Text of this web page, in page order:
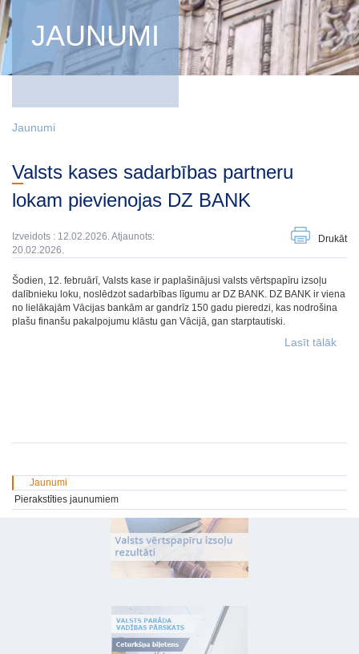
JAUNUMI
Jaunumi
Valsts kases sadarbības partneru
lokam pievienojas DZ BANK
Izveidots : 12.02.2026. Atjaunots:
20.02.2026.
Drukāt
Šodien, 12. februārī, Valsts kase ir paplašinājusi valsts vērtspapīru izsoļu
dalībnieku loku, noslēdzot sadarbības līgumu ar DZ BANK. DZ BANK ir viena
no lielākajām Vācijas bankām ar gandrīz 150 gadu pieredzi, kas nodrošina
plašu finanšu pakalpojumu klāstu gan Vācijā, gan starptautiski.
Lasīt tālāk
Jaunumi
Pierakstīties jaunumiem